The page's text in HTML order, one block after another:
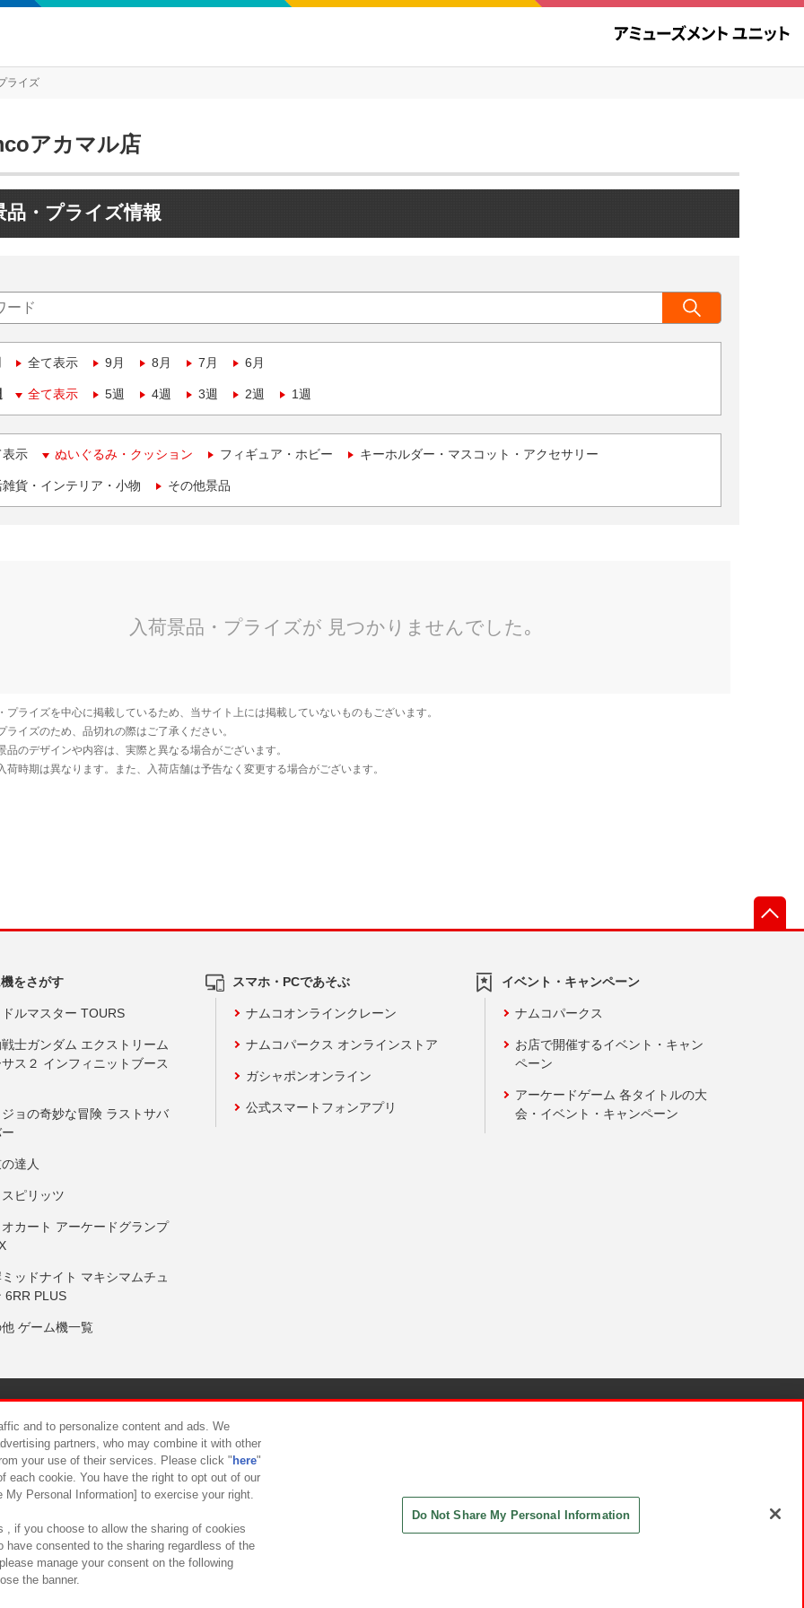
ライズ
アカマル店
品・プライズ情報
全て表示 9月 8月 7月 6月
全て表示 5週 4週 3週 2週 1週
表示 ぬいぐるみ・クッション フィギュア・ホビー キーホルダー・マスコット・アクセサリー
貨・インテリア・小物 その他景品
をさがす
ルマスター TOURS
士ガンダム エクストリーム
ス２ インフィニットブース
ョの奇妙な冒険 ラストサバ
達人
ピリッツ
カート アーケードグランプ
ッドナイト マキシマムチュ
6RR PLUS
ゲーム機一覧
スマホ・PCであそぶ
ナムコオンラインクレーン
ナムコパークス オンラインストア
ガシャポンオンライン
公式スマートフォンアプリ
イベント・キャンペーン
ナムコパークス
お店で開催するイベント・キャン
ペーン
アーケードゲーム 各タイトルの大
会・イベント・キャンペーン
について カスタマーハラスメント対応方針
and to personalize content and ads. We
partners, who may combine it with other
your use of their services. Please click " here"
each cookie. You have the right to opt out of our
Personal Information] to exercise your right.
, if you choose to allow the sharing of cookies
have consented to the sharing regardless of the
manage your consent on the following
the banner.
Do Not Share My Personal Information